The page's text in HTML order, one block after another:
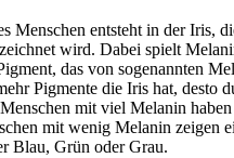
Menschen entsteht in der Iris,
wird. Dabei spielt
das von sogenannten
Pigmente die Iris hat, desto
mit viel Melanin
mit wenig Melanin zeigen
Blau, Grün oder Grau.